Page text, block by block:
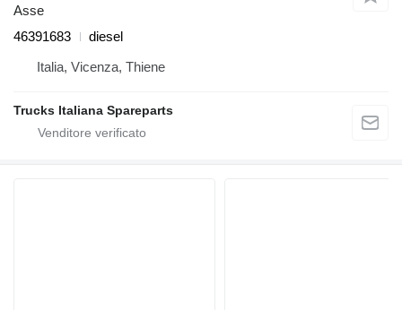
Asse
46391683
diesel
Italia, Vicenza, Thiene
Trucks Italiana Spareparts